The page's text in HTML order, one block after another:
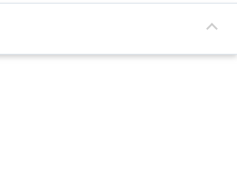
Підсвітка